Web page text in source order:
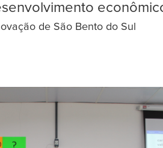
de São Bento do Sul